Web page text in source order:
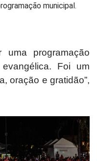
municipal.
uma programação
Foi um
oração e gratidão”,